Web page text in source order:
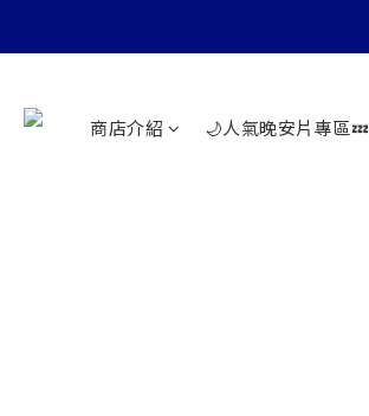
商店介紹 🌙人氣晚安片專區💤